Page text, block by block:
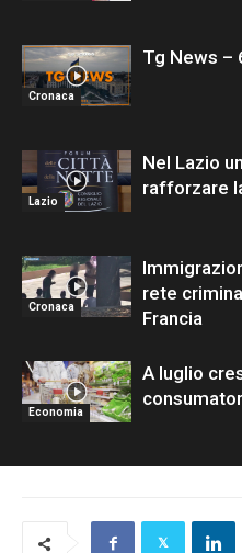
Cronaca
Tg News –
Lazio
Nel Lazio
rafforzare
Cronaca
rete
Francia
Economia
A luglio